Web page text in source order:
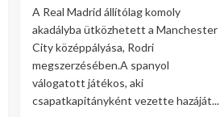
A Real Madrid állítólag komoly
akadályba ütközhetett a Manchester
City középpályása, Rodri
megszerzésében.A spanyol
válogatott játékos, aki
csapatkapitányként vezette hazáját...